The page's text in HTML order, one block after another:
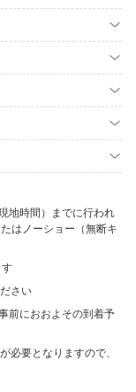
地時間）までに行われ
はノーショー（無断キ
さい
前におおよその到着予
必要となりますので、